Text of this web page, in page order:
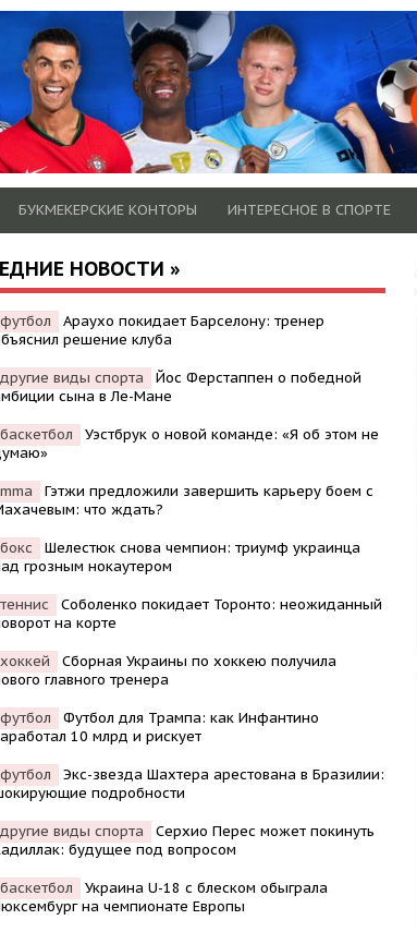
БУКМЕКЕРСКИЕ КОНТОРЫ ИНТЕРЕСНОЕ В СПОРТЕ
НОВОСТИ »
футбол
Араухо покидает Барселону: тренер
решение клуба
другие виды спорта
Йос Ферстаппен о победной
сына в Ле-Мане
баскетбол
Уэстбрук о новой команде: «Я об этом не
mma
Гэтжи предложили завершить карьеру боем с
что ждать?
бокс
Шелестюк снова чемпион: триумф украинца
грозным нокаутером
теннис
Соболенко покидает Торонто: неожиданный
на корте
хоккей
Сборная Украины по хоккею получила
главного тренера
футбол
Футбол для Трампа: как Инфантино
10 млрд и рискует
футбол
Экс-звезда Шахтера арестована в Бразилии:
подробности
другие виды спорта
Серхио Перес может покинуть
будущее под вопросом
баскетбол
Украина U-18 с блеском обыграла
на чемпионате Европы